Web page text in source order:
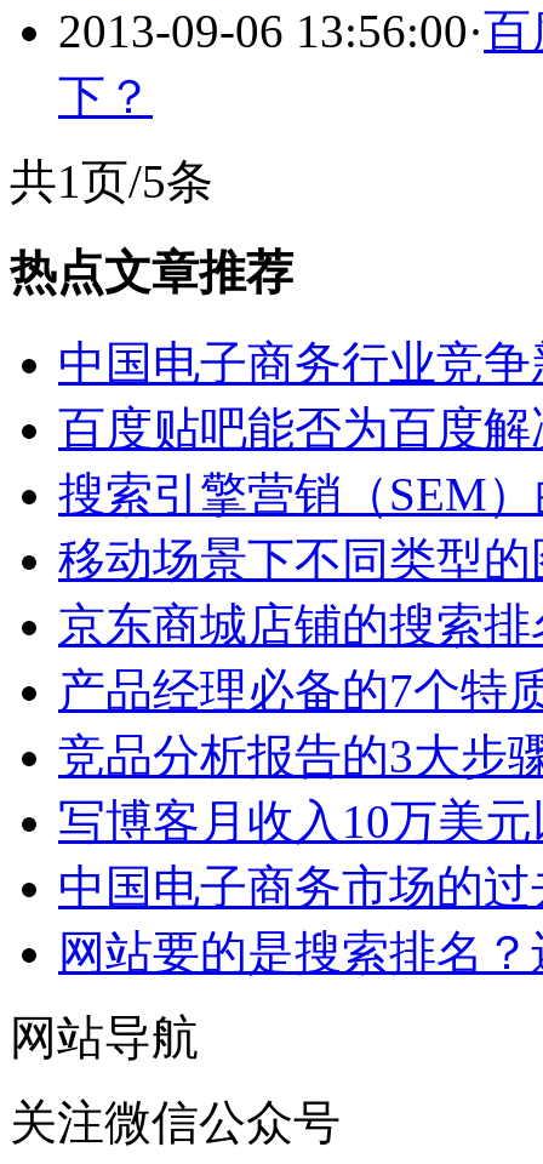
2013-09-06 13:56:00·百
下？
共1页/5条
热点文章推荐
中国电子商务行业竞争
百度贴吧能否为百度解
搜索引擎营销（SEM
移动场景下不同类型的
京东商城店铺的搜索排
产品经理必备的7个特
竞品分析报告的3大步
写博客月收入10万美
中国电子商务市场的过
网站要的是搜索排名
网站导航
关注微信公众号